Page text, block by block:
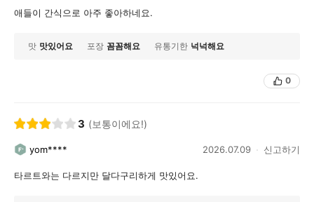
애들이 간식으로 아주 좋아하네요.
맛 맛있어요 포장 꼼꼼해요 유통기한 넉넉해요
0
3 (보통이에요!)
yom**** 2026.07.09 신고하기
타르트와는 다르지만 달다구리하게 맛있어요.